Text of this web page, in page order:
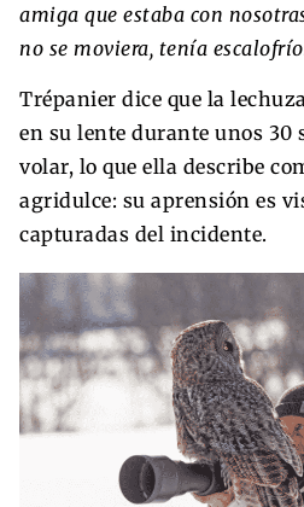
amiga que estaba con
no se moviera, tenía
Trépanier dice que la
en su lente durante unos 30
volar, lo que ella describe
agridulce: su aprensión es
capturadas del incidente.